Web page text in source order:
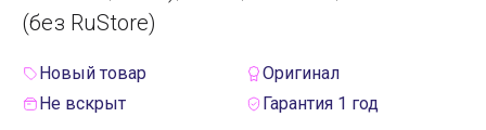
Блог
Договор оферты
(без RuStore)
Новый товар
Оригинал
Не вскрыт
Гарантия 1 год